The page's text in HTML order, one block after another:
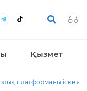
Қызмет
платформаны іске